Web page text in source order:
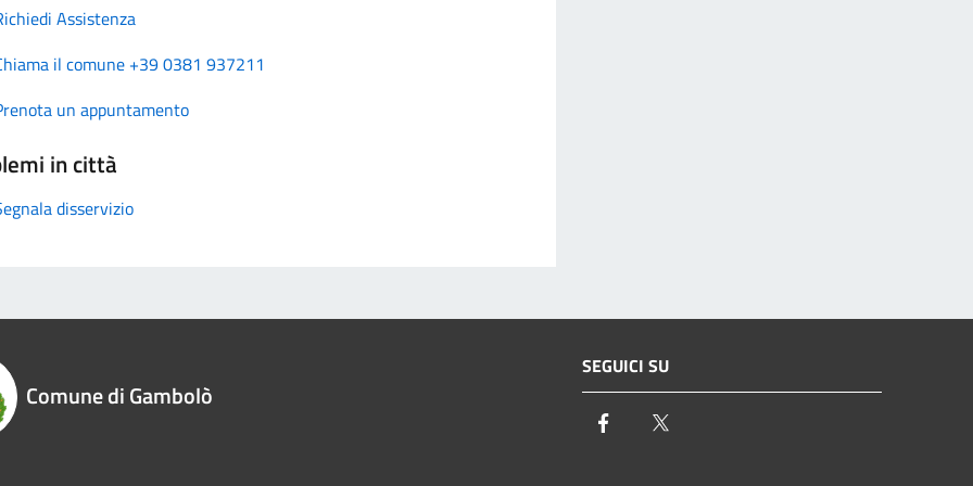
Assistenza
il comune +39 0381 937211
un appuntamento
in città
disservizio
Comune di Gambolò
SEGUICI SU
Facebook